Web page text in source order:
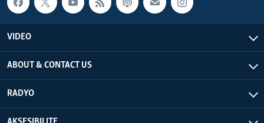
VIDEO
ABOUT & CONTACT US
RADYO